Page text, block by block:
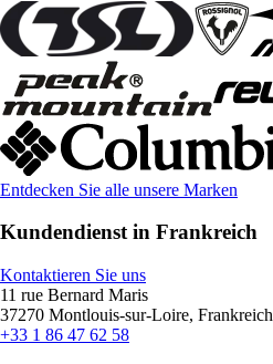
Entdecken Sie alle unsere Marken
Kundendienst in Frankreich
Kontaktieren Sie uns
11 rue Bernard Maris
37270 Montlouis-sur-Loire, Frankreich
+33 1 86 47 62 58